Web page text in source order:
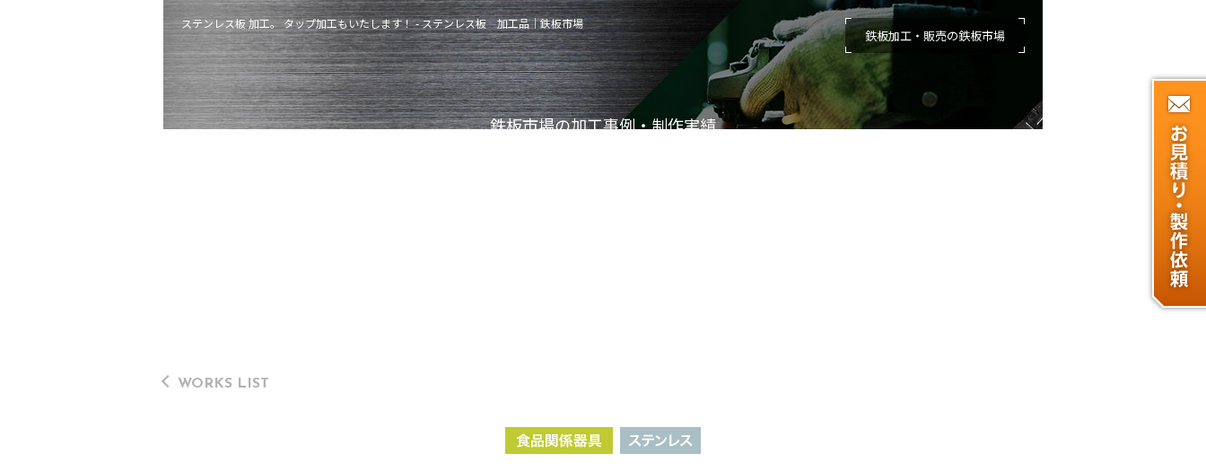
ステンレス板 加工。 タップ加工もいたします！ - ステンレス板 加工品｜鉄板市場
鉄板加工・販売の鉄板市場
鉄板市場の加工事例・制作実績
WORKS LIST